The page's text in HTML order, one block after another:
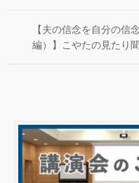
【夫の信念を自分の信
編）】こやたの見たり